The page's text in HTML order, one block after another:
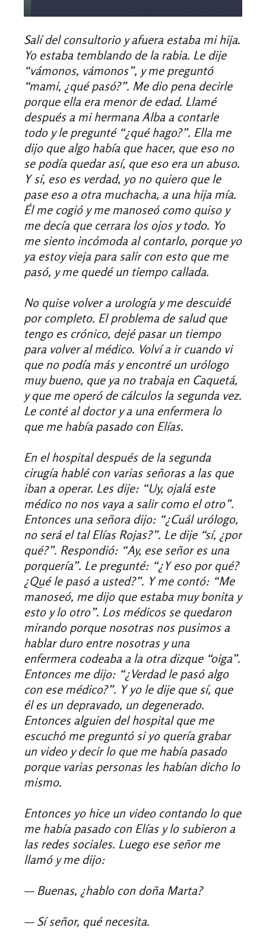
Salí del consultorio y afuera estaba mi hija.
Yo estaba temblando de la rabia. Le dije
“vámonos, vámonos”, y me preguntó
“mami, ¿qué pasó?”. Me dio pena decirle
porque ella era menor de edad. Llamé
después a mi hermana Alba a contarle
todo y le pregunté “¿qué hago?”. Ella me
dijo que algo había que hacer, que eso no
se podía quedar así, que eso era un abuso.
Y sí, eso es verdad, yo no quiero que le
pase eso a otra muchacha, a una hija mía.
Él me cogió y me manoseó como quiso y
me decía que cerrara los ojos y todo. Yo
me siento incómoda al contarlo, porque yo
ya estoy vieja para salir con esto que me
pasó, y me quedé un tiempo callada.
No quise volver a urología y me descuidé
por completo. El problema de salud que
tengo es crónico, dejé pasar un tiempo
para volver al médico. Volví a ir cuando vi
que no podía más y encontré un urólogo
muy bueno, que ya no trabaja en Caquetá,
y que me operó de cálculos la segunda vez.
Le conté al doctor y a una enfermera lo
que me había pasado con Elías.
En el hospital después de la segunda
cirugía hablé con varias señoras a las que
iban a operar. Les dije: “Uy, ojalá este
médico no nos vaya a salir como el otro”.
Entonces una señora dijo: “¿Cuál urólogo,
no será el tal Elías Rojas?”. Le dije “sí, ¿por
qué?”. Respondió: “Ay, ese señor es una
porquería”. Le pregunté: “¿Y eso por qué?
¿Qué le pasó a usted?”. Y me contó: “Me
manoseó, me dijo que estaba muy bonita y
esto y lo otro”. Los médicos se quedaron
mirando porque nosotras nos pusimos a
hablar duro entre nosotras y una
enfermera codeaba a la otra dizque “oiga”.
Entonces me dijo: “¿Verdad le pasó algo
con ese médico?”. Y yo le dije que sí, que
él es un depravado, un degenerado.
Entonces alguien del hospital que me
escuchó me preguntó si yo quería grabar
un video y decir lo que me había pasado
porque varias personas les habían dicho lo
mismo.
Entonces yo hice un video contando lo que
me había pasado con Elías y lo subieron a
las redes sociales. Luego ese señor me
llamó y me dijo:
— Buenas, ¿hablo con doña Marta?
— Sí señor, qué necesita.